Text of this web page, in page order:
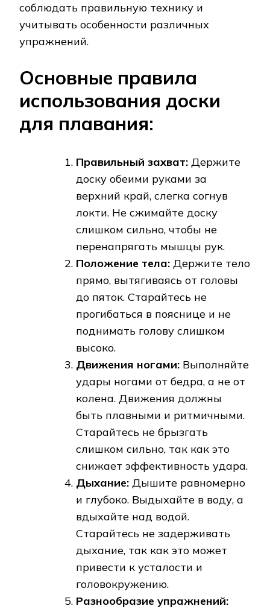
соблюдать правильную технику и
учитывать особенности различных
упражнений.
Основные правила
использования доски
для плавания:
Правильный захват: Держите
доску обеими руками за
верхний край, слегка согнув
локти. Не сжимайте доску
слишком сильно, чтобы не
перенапрягать мышцы рук.
Положение тела: Держите тело
прямо, вытягиваясь от головы
до пяток. Старайтесь не
прогибаться в пояснице и не
поднимать голову слишком
высоко.
Движения ногами: Выполняйте
удары ногами от бедра, а не от
колена. Движения должны
быть плавными и ритмичными.
Старайтесь не брызгать
слишком сильно, так как это
снижает эффективность удара.
Дыхание: Дышите равномерно
и глубоко. Выдыхайте в воду, а
вдыхайте над водой.
Старайтесь не задерживать
дыхание, так как это может
привести к усталости и
головокружению.
Разнообразие упражнений: